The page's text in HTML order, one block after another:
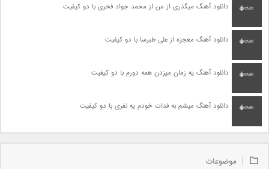
دانلود آهنگ میگذری از من از محمد جواد فخری با دو کیفیت
دانلود آهنگ معجزه از علی طبرسا با دو کیفیت
دانلود آهنگ یه زمان میزدن همه دورم با دو کیفیت
دانلود آهنگ میشم به فدات خودم یه نفری با دو کیفیت
موضوعات